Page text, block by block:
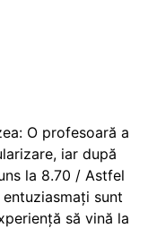
O profesoară a
iar după
la 8.70 / Astfel
sunt
să vină la